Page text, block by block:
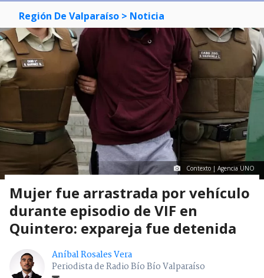
Región De Valparaíso > Noticia
Contexto | Agencia UNO
Mujer fue arrastrada por vehículo
durante episodio de VIF en
Quintero: expareja fue detenida
Aníbal Rosales Vera
Periodista de Radio Bío Bío Valparaíso